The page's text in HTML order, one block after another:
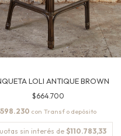
LOLI ANTIQUE BROWN
$664.700
con
sin interés de $110.783,33